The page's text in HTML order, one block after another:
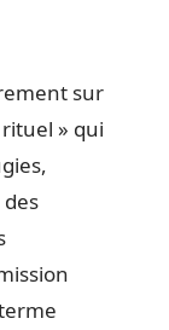
sur
» qui